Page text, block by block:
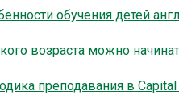
обучения детей
возраста можно
преподавания в